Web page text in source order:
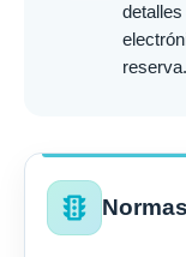
reserva.
traffic